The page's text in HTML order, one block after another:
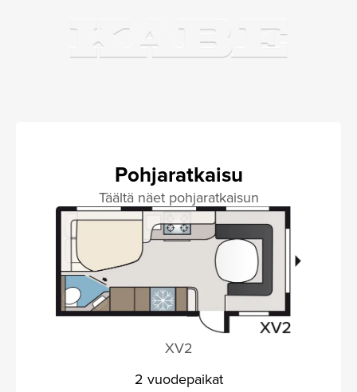
Pohjaratkaisu
Täältä näet pohjaratkaisun
XV2
2 vuodepaikat